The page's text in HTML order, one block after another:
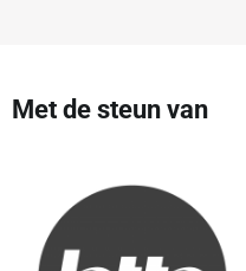
Met de steun van